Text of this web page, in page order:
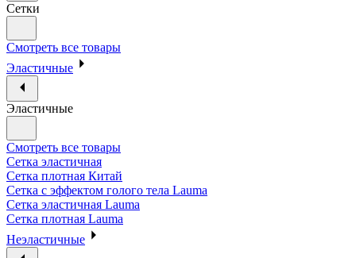
Сетки
Смотреть все товары
Эластичные
Эластичные
Смотреть все товары
Сетка эластичная
Сетка плотная Китай
Сетка с эффектом голого тела Lauma
Сетка эластичная Lauma
Сетка плотная Lauma
Неэластичные